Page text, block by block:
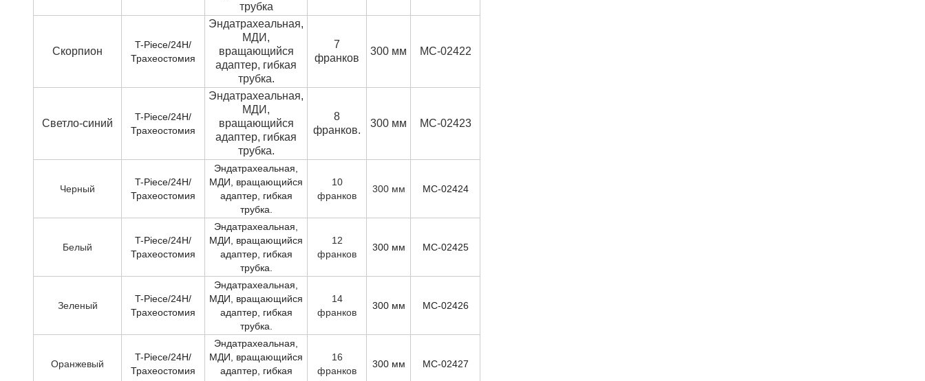
трубка
Скорпион
T-Piece/24H/
Трахеостомия
Эндатрахеальная,
МДИ,
вращающийся
адаптер, гибкая
трубка.
7
франков
300 мм MC-02422
Светло-синий
T-Piece/24H/
Трахеостомия
Эндатрахеальная,
МДИ,
вращающийся
адаптер, гибкая
трубка.
8
франков.
300 мм MC-02423
Черный
T-Piece/24H/
Трахеостомия
Эндатрахеальная,
МДИ, вращающийся
адаптер, гибкая
трубка.
10
франков
300 мм MC-02424
Белый
T-Piece/24H/
Трахеостомия
Эндатрахеальная,
МДИ, вращающийся
адаптер, гибкая
трубка.
12
франков
300 мм MC-02425
Зеленый
T-Piece/24H/
Трахеостомия
Эндатрахеальная,
МДИ, вращающийся
адаптер, гибкая
трубка.
14
франков
300 мм MC-02426
Оранжевый
T-Piece/24H/
Трахеостомия
Эндатрахеальная,
МДИ, вращающийся
адаптер, гибкая
16
франков
300 мм MC-02427